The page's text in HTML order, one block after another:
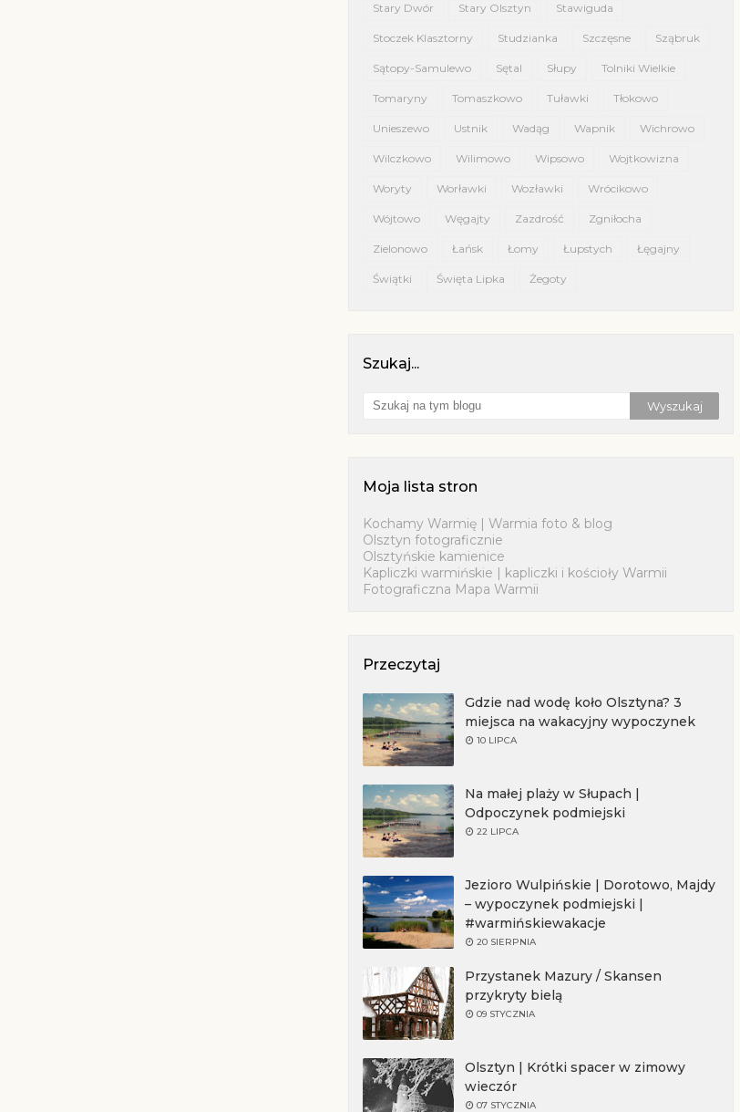
Stary Dwór Stary Olsztyn Stawiguda
Stoczek Klasztorny Studzianka Szczęsne Sząbruk
Sątopy-Samulewo Sętal Słupy Tolniki Wielkie
Tomaryny Tomaszkowo Tuławki Tłokowo
Unieszewo Ustnik Wadąg Wapnik Wichrowo
Wilczkowo Wilimowo Wipsowo Wojtkowizna
Woryty Worławki Wozławki Wrócikowo
Wójtowo Węgajty Zazdrość Zgniłocha
Zielonowo Łańsk Łomy Łupstych Łęgajny
Świątki Święta Lipka Żegoty
Szukaj...
Moja lista stron
Kochamy Warmię | Warmia foto & blog
Olsztyn fotograficznie
Olsztyńskie kamienice
Kapliczki warmińskie | kapliczki i kościoły Warmii
Fotograficzna Mapa Warmii
Przeczytaj
Gdzie nad wodę koło Olsztyna? 3
miejsca na wakacyjny wypoczynek
10 LIPCA
Na małej plaży w Słupach |
Odpoczynek podmiejski
22 LIPCA
Jezioro Wulpińskie | Dorotowo, Majdy
– wypoczynek podmiejski |
#warmińskiewakacje
20 SIERPNIA
Przystanek Mazury / Skansen
przykryty bielą
09 STYCZNIA
Olsztyn | Krótki spacer w zimowy
wieczór
07 STYCZNIA